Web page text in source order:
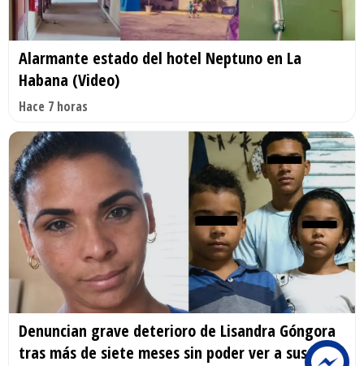
Alarmante estado del hotel Neptuno en La
Habana (Video)
Hace 7 horas
Denuncian grave deterioro de Lisandra Góngora
tras más de siete meses sin poder ver a sus hijos